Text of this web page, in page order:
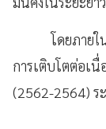
โดยภายใ
การเติบโตต่อเ
(2562-2564) ร